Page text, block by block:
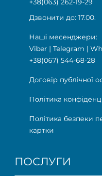
+38(063) 262-19-29
Дзвонити до: 17.00.
Наші месенджери:
Viber | Telegram |
+38(067) 544-68-28
Договір публічної
Політика
Політика безпеки
картки
ПОСЛУГИ